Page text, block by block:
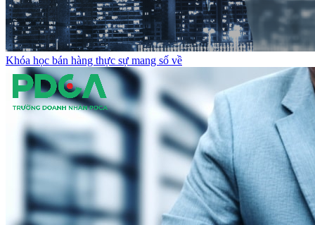
Khóa học bán hàng thực sự mang số về